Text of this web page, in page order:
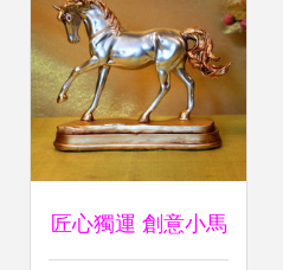
匠心獨運 創意小馬